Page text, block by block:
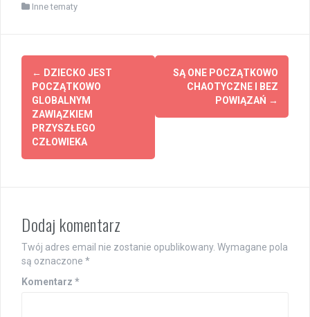
Inne tematy
Post
navigation
← DZIECKO JEST
POCZĄTKOWO
GLOBALNYM
ZAWIĄZKIEM
PRZYSZŁEGO
CZŁOWIEKA
SĄ ONE POCZĄTKOWO
CHAOTYCZNE I BEZ
POWIĄZAŃ →
Dodaj komentarz
Twój adres email nie zostanie opublikowany. Wymagane pola
są oznaczone *
Komentarz *